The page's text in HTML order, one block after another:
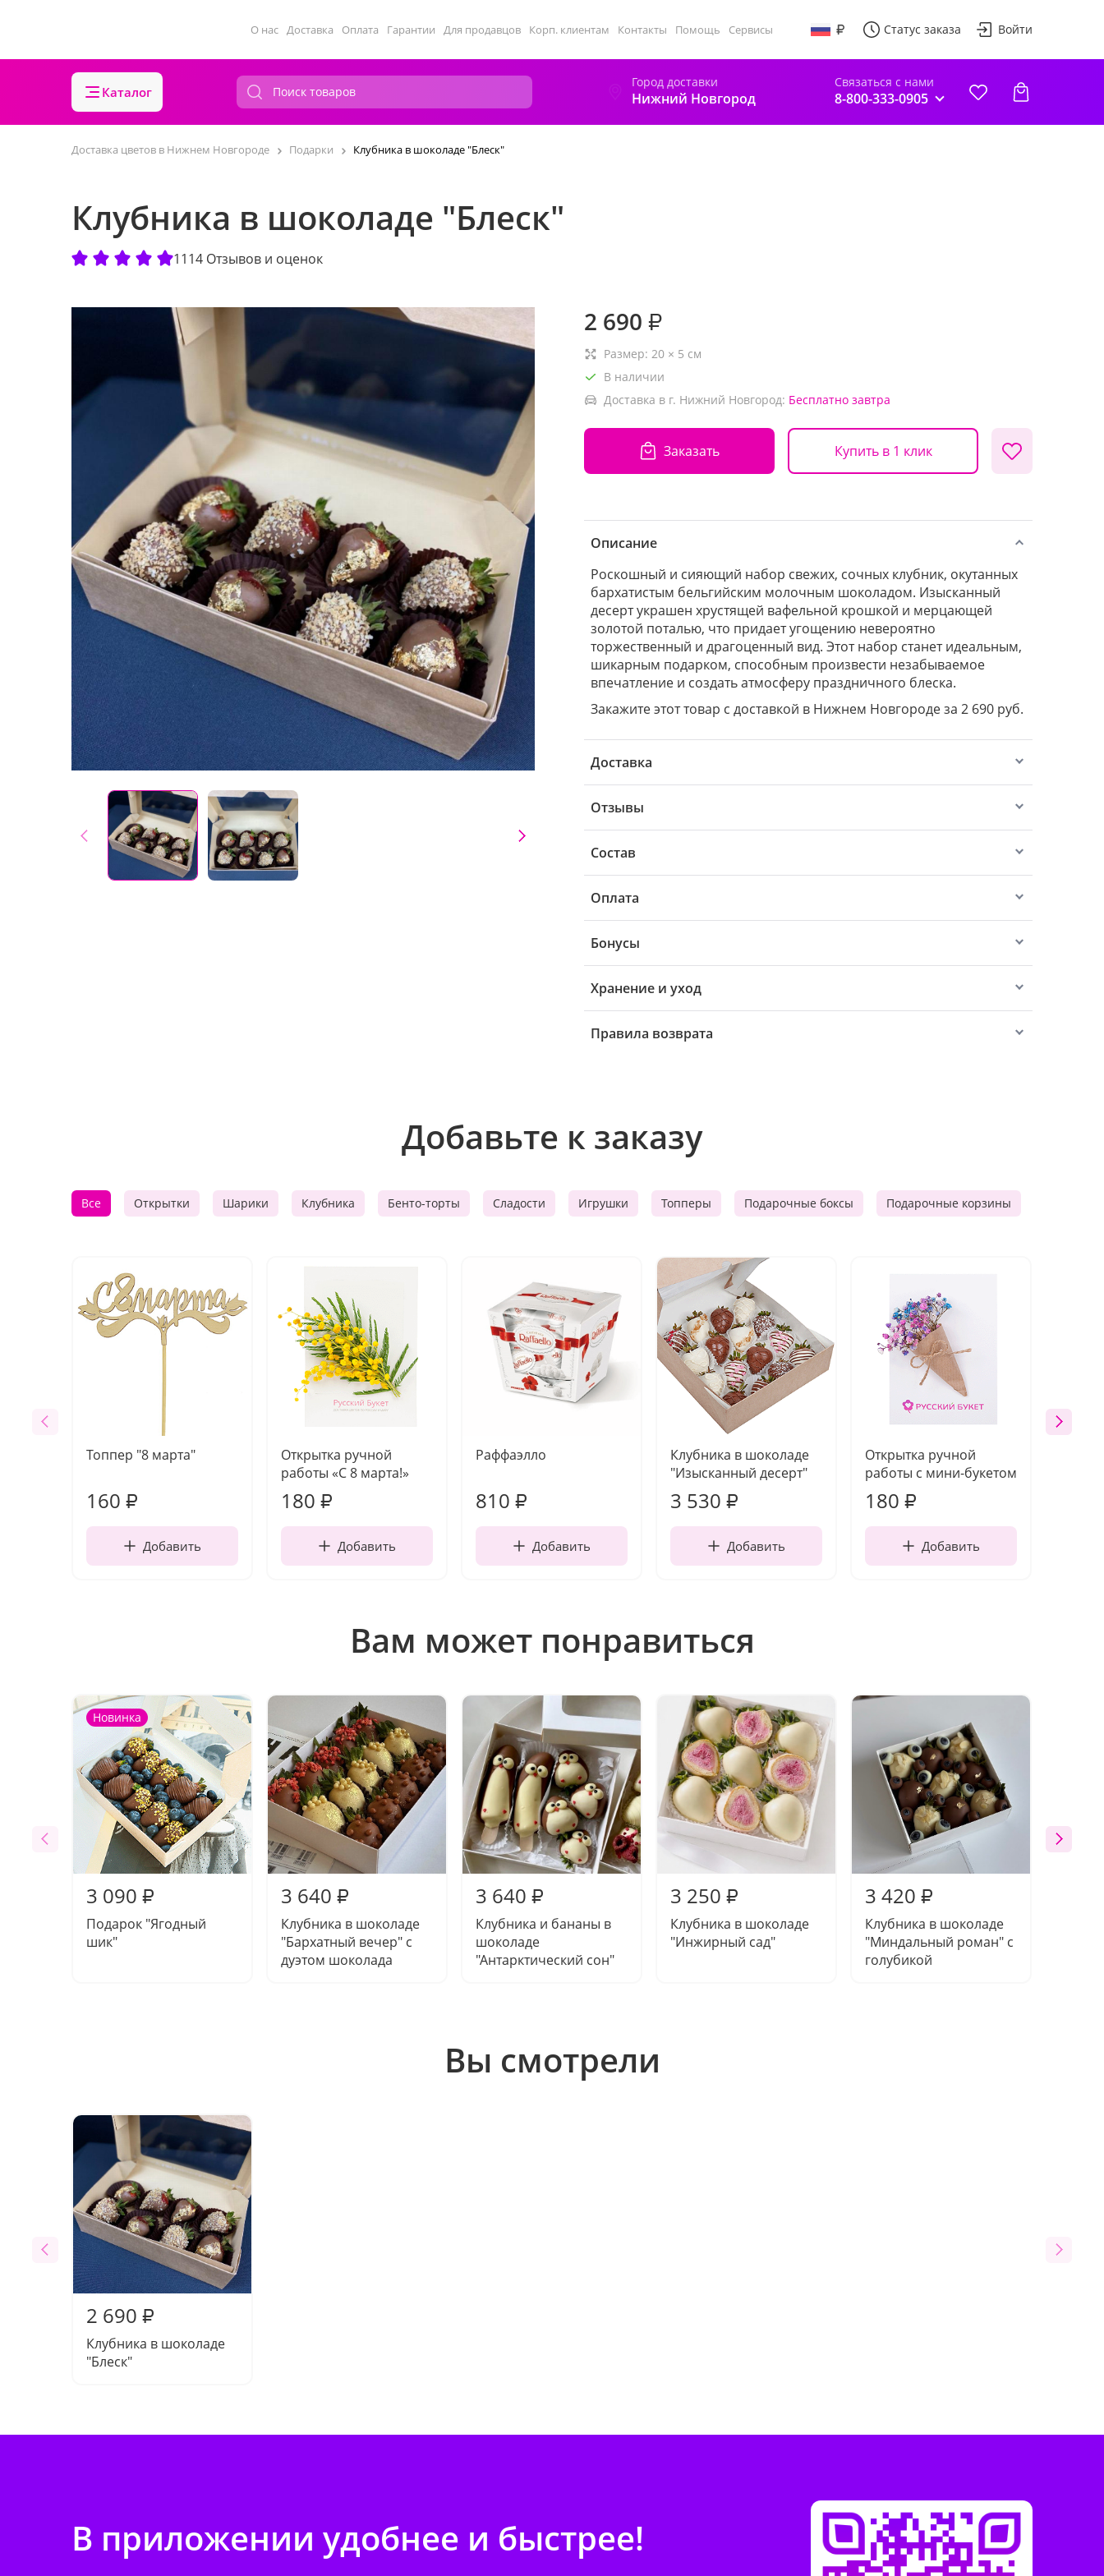
О нас Доставка Оплата Гарантии Для продавцов Корп. клиентам Контакты Помощь Сервисы Статус заказа Войти
Каталог
Город доставки
Нижний Новгород
Связаться с нами
8-800-333-0905
Доставка цветов в Нижнем Новгороде Подарки Клубника в шоколаде "Блеск"
Клубника в шоколаде "Блеск"
1114 Отзывов и оценок
2 690 ₽
Размер: 20 × 5 см
В наличии
Доставка в г. Нижний Новгород: Бесплатно завтра
Заказать Купить в 1 клик
Описание
Роскошный и сияющий набор свежих, сочных клубник, окутанных
бархатистым бельгийским молочным шоколадом. Изысканный
десерт украшен хрустящей вафельной крошкой и мерцающей
золотой поталью, что придает угощению невероятно
торжественный и драгоценный вид. Этот набор станет идеальным,
шикарным подарком, способным произвести незабываемое
впечатление и создать атмосферу праздничного блеска.
Закажите этот товар с доставкой в Нижнем Новгороде за 2 690 руб.
Доставка
Отзывы
Состав
Оплата
Бонусы
Хранение и уход
Правила возврата
Добавьте к заказу
Все Открытки Шарики Клубника Бенто-торты Сладости Игрушки Топперы Подарочные боксы Подарочные корзины
Топпер "8 марта"
160 ₽
Добавить
Открытка ручной
работы «С 8 марта!»
180 ₽
Добавить
Раффаэлло
810 ₽
Добавить
Клубника в шоколаде
"Изысканный десерт"
3 530 ₽
Добавить
Открытка ручной
работы с мини-букетом
180 ₽
Добавить
Вам может понравиться
Новинка
3 090 ₽
Подарок "Ягодный
шик"
3 640 ₽
Клубника в шоколаде
"Бархатный вечер" с
дуэтом шоколада
3 640 ₽
Клубника и бананы в
шоколаде
"Антарктический сон"
3 250 ₽
Клубника в шоколаде
"Инжирный сад"
3 420 ₽
Клубника в шоколаде
"Миндальный роман" с
голубикой
Вы смотрели
2 690 ₽
Клубника в шоколаде
"Блеск"
В приложении удобнее и быстрее!